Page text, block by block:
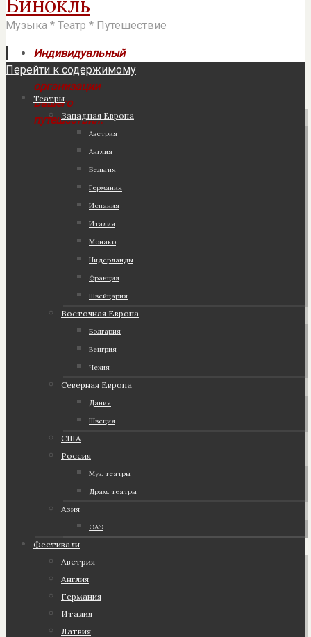
Музыка * Театр * Путешествие
Индивидуальный
подход к
организации
Вашего
путешествия!
Перейти к содержимому
Театры
Западная Европа
Австрия
Англия
Бельгия
Германия
Испания
Италия
Монако
Нидерланды
Франция
Швейцария
Восточная Европа
Болгария
Венгрия
Чехия
Северная Европа
Дания
Швеция
США
Россия
Муз. театры
Драм. театры
Азия
ОАЭ
Фестивали
Австрия
Англия
Германия
Италия
Латвия